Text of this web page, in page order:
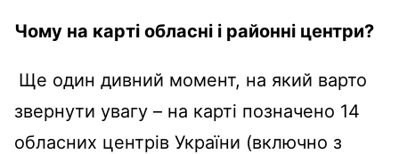
Чому на карті обласні і районні центри?
Ще один дивний момент, на який варто
звернути увагу – на карті позначено 14
обласних центрів України (включно з